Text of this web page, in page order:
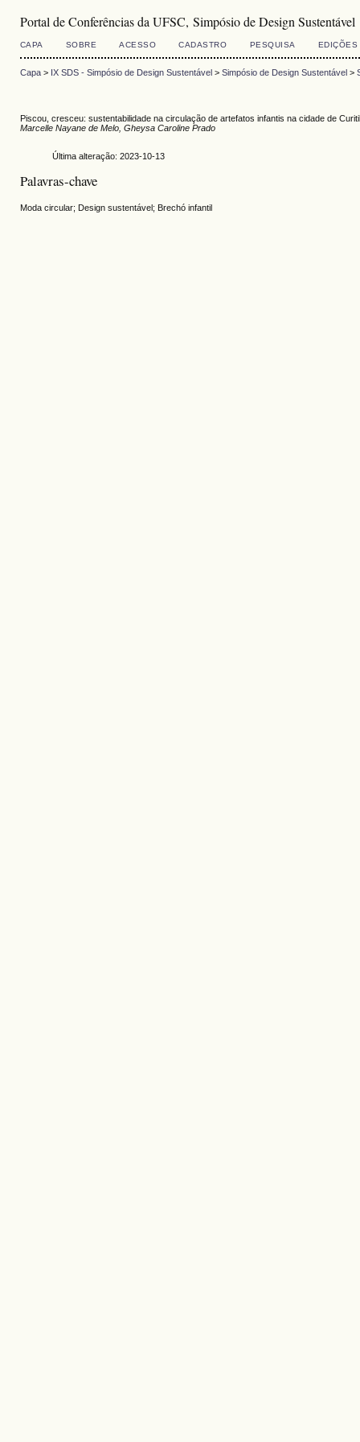
Portal de Conferências da UFSC, Simpósio de Design Sustentável
CAPA SOBRE ACESSO CADASTRO PESQUISA EDIÇÕES
Capa> IX SDS - Simpósio de Design Sustentável> Simpósio de Design Sustentável>
Piscou, cresceu: sustentabilidade na circulação de artefatos infantis na cidade de
Marcelle Nayane de Melo, Gheysa Caroline Prado
Última alteração: 2023-10-13
Palavras-chave
Moda circular; Design sustentável; Brechó infantil